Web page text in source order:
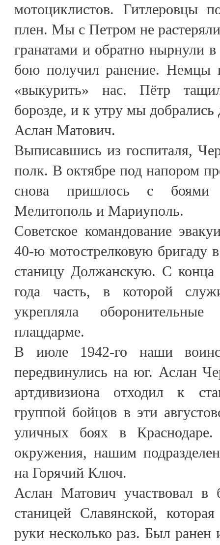
мотоциклистов. Гитлеровцы
плен. Мы с Петром не
гранатами и обратно нырнули
бою получил ранение. Немцы
«выкурить» нас. Пётр
борозде, и к утру мы
Аслан Матович.
Выписавшись из госпиталя,
полк. В октябре под напором
снова пришлось с боями
Мелитополь и Мариуполь.
Советское командование
40-ю мотострелковую бригаду
станицу Должанскую. С
года часть, в которой
укрепляла
плацдарме.
В июле 1942-го наши
передвинулись на юг. Аслан
артдивизиона отходил к
группой бойцов в эти
уличных боях в
окружения, нашим
на Горячий Ключ.
Аслан Матович участвовал в
станицей Славянской,
руки несколько раз. Был ранен